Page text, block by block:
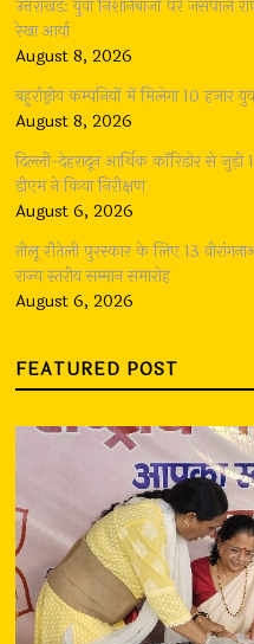
उत्तराखंड: युवा निशानेबाजों पर जसपाल
रेखा आर्या
August 8, 2026
बहुर्राष्ट्रीय कम्पनियों में मिलेगा 10
August 8, 2026
दिल्ली-देहरादून आर्थिक कॉरिडोर से जुड़ी
डीएम ने किया निरीक्षण
August 6, 2026
तीलू रौतेली पुरस्कार के लिए 13
राज्य स्तरीय सम्मान समारोह
August 6, 2026
FEATURED POST